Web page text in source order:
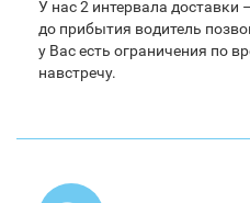
У нас 2 интервала доставки
до прибытия водитель
у Вас есть ограничения по
навстречу.